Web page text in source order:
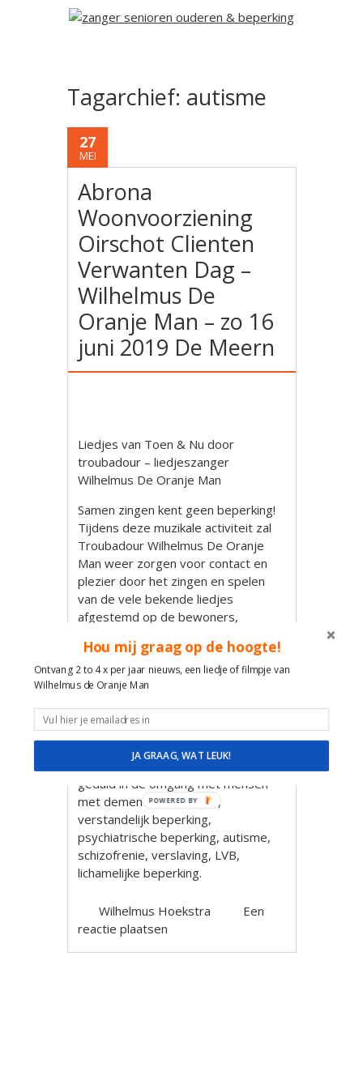
Tagarchief: autisme
27
MEI
Abrona
Woonvoorziening
Oirschot Clienten
Verwanten Dag –
Wilhelmus De
Oranje Man – zo 16
juni 2019 De Meern
Liedjes van Toen & Nu door
troubadour – liedjeszanger
Wilhelmus De Oranje Man
Samen zingen kent geen beperking!
Tijdens deze muzikale activiteit zal
Troubadour Wilhelmus De Oranje
Man weer zorgen voor contact en
plezier door het zingen en spelen
van de vele bekende liedjes
afgestemd op de bewoners,
Maak met liedjes contact en plezier!
Wilhelmus de Oranje Man
Muzikale reis door de tijd en feest
van herkenning met Hollandse
liedjes van Toen en nu!
Veel ervaring, plezier, ruimte en
geduld in de omgang met mensen
met dementie, alzheimer,
verstandelijk beperking,
psychiatrische beperking, autisme,
schizofrenie, verslaving, LVB,
lichamelijke beperking.
Wilhelmus Hoekstra
Een
reactie plaatsen
Hou mij graag op de hoogte!
Ontvang 2 to 4 x per jaar nieuws, een liedje of filmpje van
Wilhelmus de Oranje Man
JA GRAAG, WAT LEUK!
POWERED BY